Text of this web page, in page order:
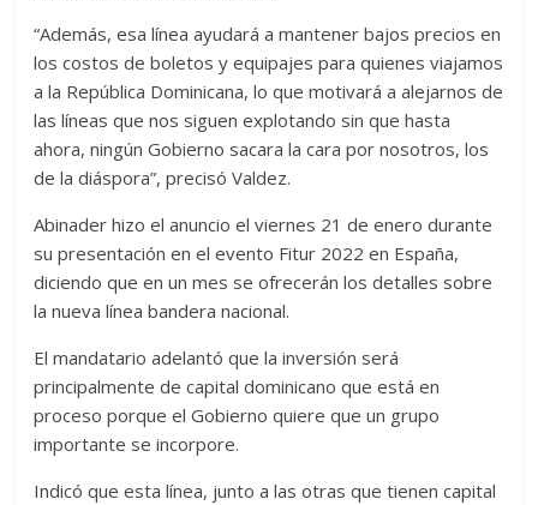
“Además, esa línea ayudará a mantener bajos precios en
los costos de boletos y equipajes para quienes viajamos
a la República Dominicana, lo que motivará a alejarnos de
las líneas que nos siguen explotando sin que hasta
ahora, ningún Gobierno sacara la cara por nosotros, los
de la diáspora”, precisó Valdez.
Abinader hizo el anuncio el viernes 21 de enero durante
su presentación en el evento Fitur 2022 en España,
diciendo que en un mes se ofrecerán los detalles sobre
la nueva línea bandera nacional.
El mandatario adelantó que la inversión será
principalmente de capital dominicano que está en
proceso porque el Gobierno quiere que un grupo
importante se incorpore.
Indicó que esta línea, junto a las otras que tienen capital